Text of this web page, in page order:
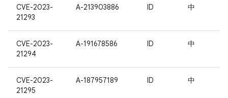
CVE-2023-
21293
A-213903886 ID 中
CVE-2023-
21294
A-191678586 ID 中
CVE-2023-
21295
A-187957189 ID 中